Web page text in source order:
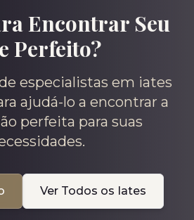
Encontrar Seu
Perfeito?
especialistas em iates
ajudá-lo a encontrar a
perfeita para suas
Ver Todos os Iates